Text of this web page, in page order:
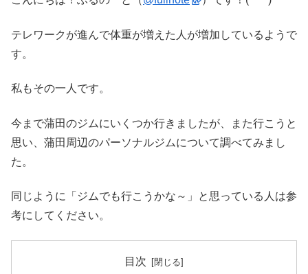
テレワークが進んで体重が増えた人が増加しているようで
す。
私もその一人です。
今まで蒲田のジムにいくつか行きましたが、また行こうと
思い、蒲田周辺のパーソナルジムについて調べてみまし
た。
同じように「ジムでも行こうかな～」と思っている人は参
考にしてください。
目次